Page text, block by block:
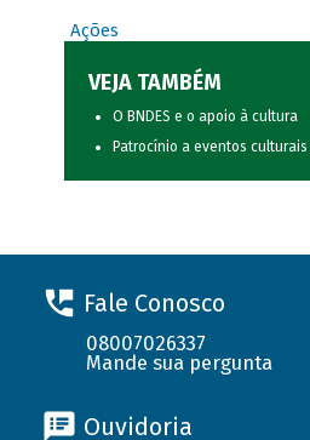
Ações
VEJA TAMBÉM
O BNDES e o apoio à cultura
Patrocínio a eventos culturais
Fale Conosco
08007026337
Mande sua pergunta
Ouvidoria